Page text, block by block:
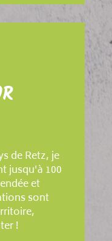
de Retz, je
jusqu'à 100
et
sont
!